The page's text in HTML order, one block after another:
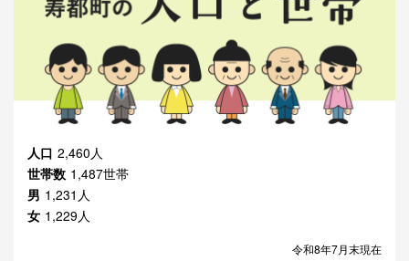
人口 2,460人
世帯数 1,487世帯
男 1,231人
女 1,229人
令和8年7月末現在